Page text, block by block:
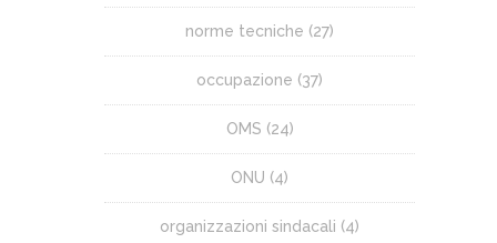
norme tecniche (27)
occupazione (37)
OMS (24)
ONU (4)
organizzazioni sindacali (4)